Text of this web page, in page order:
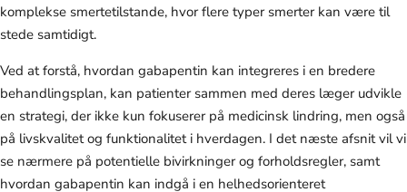
komplekse smertetilstande, hvor flere typer smerter kan være til
stede samtidigt.
Ved at forstå, hvordan gabapentin kan integreres i en bredere
behandlingsplan, kan patienter sammen med deres læger udvikle
en strategi, der ikke kun fokuserer på medicinsk lindring, men også
på livskvalitet og funktionalitet i hverdagen. I det næste afsnit vil vi
se nærmere på potentielle bivirkninger og forholdsregler, samt
hvordan gabapentin kan indgå i en helhedsorienteret